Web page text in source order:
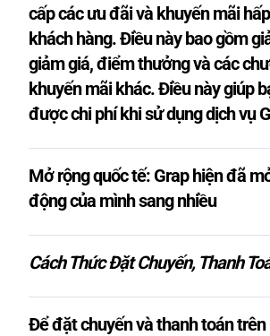
cấp các ưu đãi và khuyến mãi
khách hàng. Điều này bao gồm
giảm giá, điểm thưởng và các
khuyến mãi khác. Điều này giúp
được chi phí khi sử dụng dịch vụ
Mở rộng quốc tế: Grap hiện đã
động của mình sang nhiều
Cách Thức Đặt Chuyến, Thanh
Để đặt chuyến và thanh toán trên